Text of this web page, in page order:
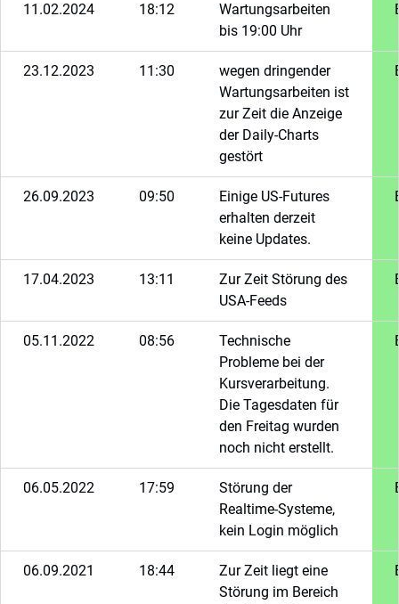
11.02.2024 18:12
Wartungsarbeiten
bis 19:00 Uhr
23.12.2023 11:30
wegen dringender
Wartungsarbeiten ist
zur Zeit die Anzeige
der Daily-Charts
gestört
26.09.2023 09:50
Einige US-Futures
erhalten derzeit
keine Updates.
17.04.2023 13:11
Zur Zeit Störung des
USA-Feeds
05.11.2022 08:56
Technische
Probleme bei der
Kursverarbeitung.
Die Tagesdaten für
den Freitag wurden
noch nicht erstellt.
06.05.2022 17:59
Störung der
Realtime-Systeme,
kein Login möglich
06.09.2021 18:44
Zur Zeit liegt eine
Störung im Bereich